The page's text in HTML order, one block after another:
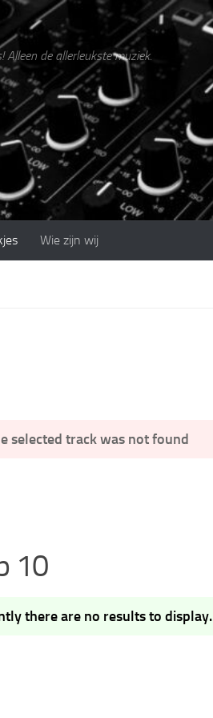
Alleen de allerleukste muziek.
Wie zijn wij
selected track was not found
10
there are no results to display.